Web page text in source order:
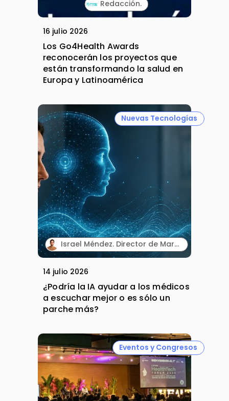
Redacción.
16 julio 2026
Los Go4Health Awards
reconocerán los proyectos que
están transformando la salud en
Europa y Latinoamérica
Nuevas Tecnologías
Israel Méndez. Director de Marketing Integrado. Plaud España.
14 julio 2026
¿Podría la IA ayudar a los médicos
a escuchar mejor o es sólo un
parche más?
Eventos y Congresos